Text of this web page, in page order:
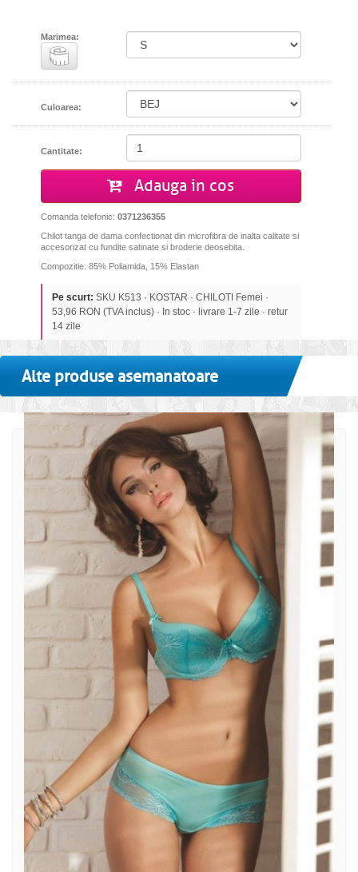
Marimea:
Culoarea:
Cantitate:
Adauga in cos
Comanda telefonic: 0371236355
Chilot tanga de dama confectionat din microfibra de inalta calitate si
accesorizat cu fundite satinate si broderie deosebita.
Compozitie: 85% Poliamida, 15% Elastan
Pe scurt: SKU K513 · KOSTAR · CHILOTI Femei ·
53,96 RON (TVA inclus) · In stoc · livrare 1-7 zile · retur
14 zile
Alte produse asemanatoare